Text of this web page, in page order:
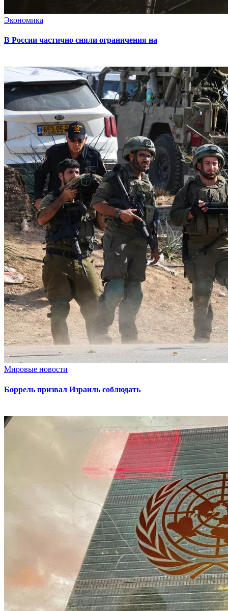
Экономика
В России частично сняли ограничения на
Мировые новости
Боррель призвал Израиль соблюдать